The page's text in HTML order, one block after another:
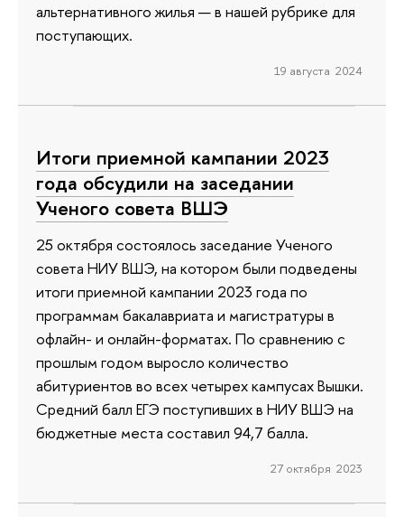
альтернативного жилья — в нашей рубрике для
поступающих.
19 августа 2024
Итоги приемной кампании 2023
года обсудили на заседании
Ученого совета ВШЭ
25 октября состоялось заседание Ученого
совета НИУ ВШЭ, на котором были подведены
итоги приемной кампании 2023 года по
программам бакалавриата и магистратуры в
офлайн- и онлайн-форматах. По сравнению с
прошлым годом выросло количество
абитуриентов во всех четырех кампусах Вышки.
Средний балл ЕГЭ поступивших в НИУ ВШЭ на
бюджетные места составил 94,7 балла.
27 октября 2023